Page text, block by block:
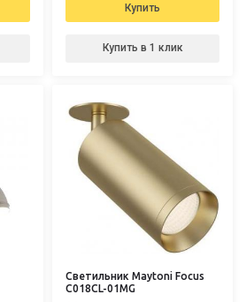
Купить
Купить в 1 клик
Светильник Maytoni Focus
C018CL-01MG